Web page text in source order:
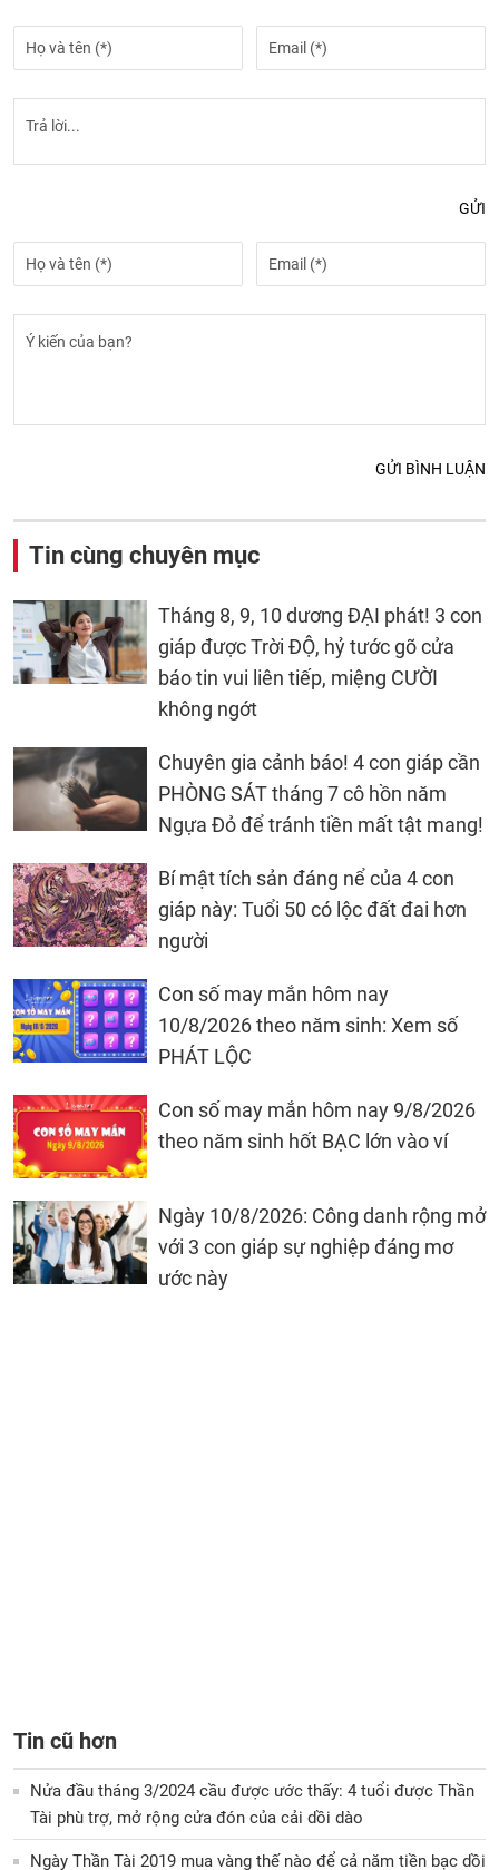
GỬI
GỬI BÌNH LUẬN
Tin cùng chuyên mục
Tháng 8, 9, 10 dương ĐẠI phát! 3 con
giáp được Trời ĐỘ, hỷ tước gõ cửa
báo tin vui liên tiếp, miệng CƯỜI
không ngớt
Chuyên gia cảnh báo! 4 con giáp cần
PHÒNG SÁT tháng 7 cô hồn năm
Ngựa Đỏ để tránh tiền mất tật mang!
Bí mật tích sản đáng nể của 4 con
giáp này: Tuổi 50 có lộc đất đai hơn
người
Con số may mắn hôm nay
10/8/2026 theo năm sinh: Xem số
PHÁT LỘC
Con số may mắn hôm nay 9/8/2026
theo năm sinh hốt BẠC lớn vào ví
Ngày 10/8/2026: Công danh rộng mở
với 3 con giáp sự nghiệp đáng mơ
ước này
Tin cũ hơn
Nửa đầu tháng 3/2024 cầu được ước thấy: 4 tuổi được Thần
Tài phù trợ, mở rộng cửa đón của cải dồi dào
Ngày Thần Tài 2019 mua vàng thế nào để cả năm tiền bạc dồi